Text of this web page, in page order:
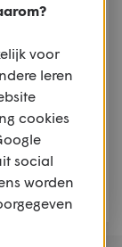
Joramo
KTM-
World
voor
leren
cookies
social
worden